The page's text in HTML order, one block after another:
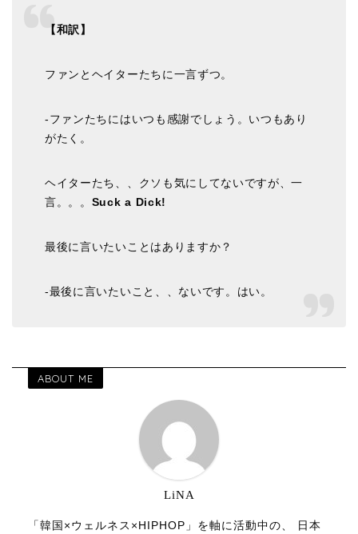
【和訳】
ファンとヘイターたちに一言ずつ。
-ファンたちにはいつも感謝でしょう。いつもあり
がたく。
ヘイターたち、、クソも気にしてないですが、一
言。。。 Suck a Dick!
最後に言いたいことはありますか？
-最後に言いたいこと、、ないです。はい。
ABOUT ME
LiNA
「韓国×ウェルネス×HIPHOP」を軸に活動中の、 日本